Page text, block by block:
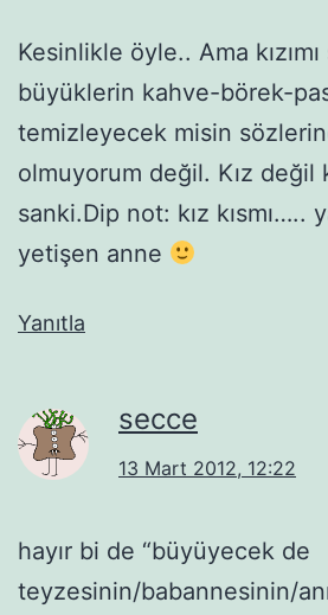
Kesinlikle öyle.. Ama
büyüklerin kahve-börek-
temizleyecek misin
olmuyorum değil. Kız değil
sanki.Dip not: kız kısmı…..
yetişen anne
Yanıtla
secce
13 Mart 2012, 12:22
hayır bi de “büyüyecek de
teyzesinin/babannesinin/